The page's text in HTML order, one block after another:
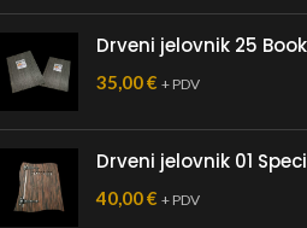
Drveni jelovnik 25
35,00€ + PDV
Drveni jelovnik 01
40,00€ + PDV